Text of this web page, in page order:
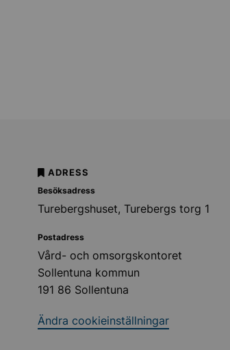
ADRESS
Besöksadress
Turebergshuset, Turebergs torg 1
Postadress
Vård- och omsorgskontoret
Sollentuna kommun
191 86 Sollentuna
Ändra cookieinställningar